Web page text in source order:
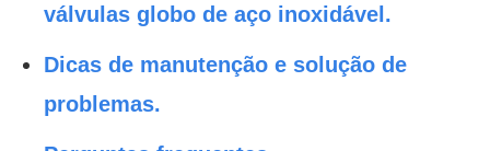
válvulas globo de aço inoxidável.
Dicas de manutenção e solução de
problemas.